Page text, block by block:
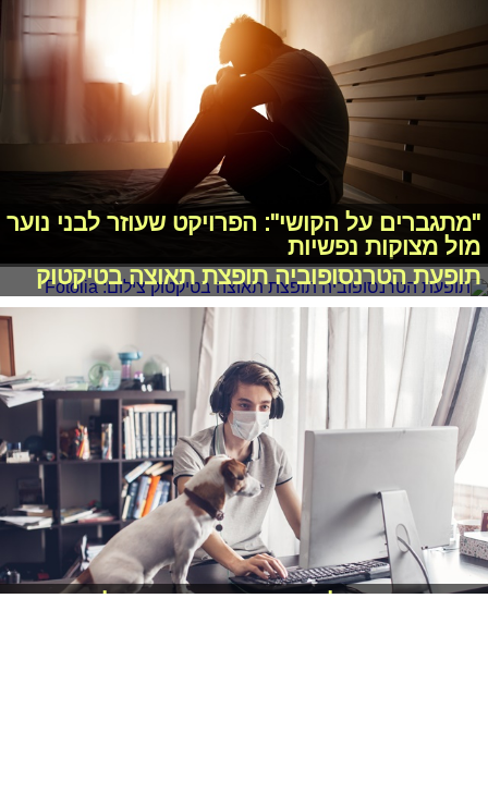
"מתגברים על הקושי": הפרויקט שעוזר לבני נוער
מול מצוקות נפשיות
תופעת הטרנסופוביה תופצת תאוצה בטיקטוק
חצי המסך המלא: חמש נקודות אור בלימודים